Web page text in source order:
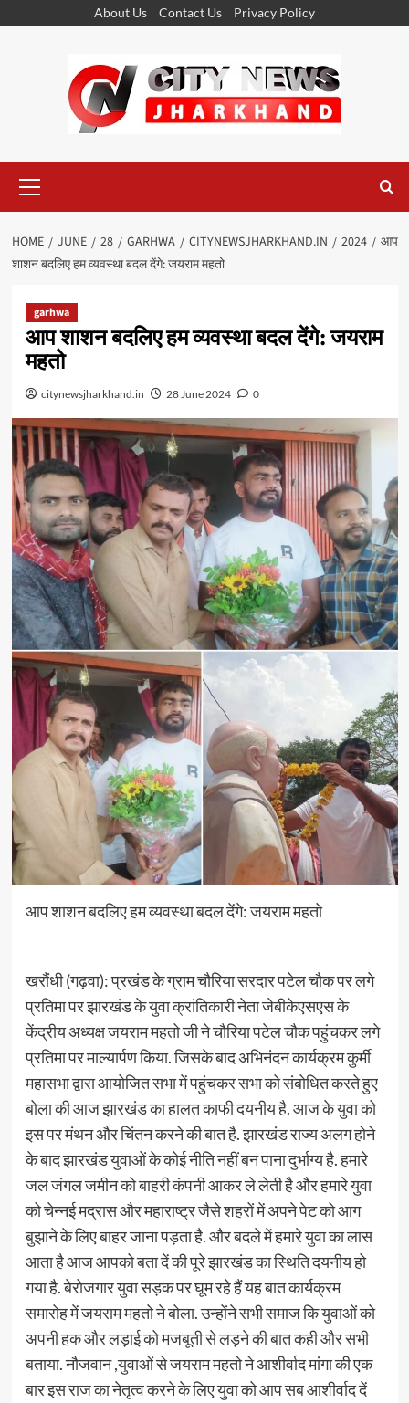
About Us Contact Us Privacy Policy
Menu
HOME JUNE 28 GARHWA CITYNEWSJHARKHAND.IN 2024
आप
शाशन बदलिए हम व्यवस्था बदल देंगे: जयराम महतो
garhwa
आप शाशन बदलिए हम व्यवस्था बदल देंगे: जयराम
महतो
citynewsjharkhand.in 28 June 2024 0
आप शाशन बदलिए हम व्यवस्था बदल देंगे: जयराम महतो
खरौंधी (गढ़वा): प्रखंड के ग्राम चौरिया सरदार पटेल चौक पर लगे
प्रतिमा पर झारखंड के युवा क्रांतिकारी नेता जेबीकेएसएस के
केंद्रीय अध्यक्ष जयराम महतो जी ने चौरिया पटेल चौक पहुंचकर लगे
प्रतिमा पर माल्यार्पण किया. जिसके बाद अभिनंदन कार्यक्रम कुर्मी
महासभा द्वारा आयोजित सभा में पहुंचकर सभा को संबोधित करते हुए
बोला की आज झारखंड का हालत काफी दयनीय है. आज के युवा को
इस पर मंथन और चिंतन करने की बात है. झारखंड राज्य अलग होने
के बाद झारखंड युवाओं के कोई नीति नहीं बन पाना दुर्भाग्य है. हमारे
जल जंगल जमीन को बाहरी कंपनी आकर ले लेती है और हमारे युवा
को चेन्नई मद्रास और महाराष्ट्र जैसे शहरों में अपने पेट को आग
बुझाने के लिए बाहर जाना पड़ता है. और बदले में हमारे युवा का लास
आता है आज आपको बता दें की पूरे झारखंड का स्थिति दयनीय हो
गया है. बेरोजगार युवा सड़क पर घूम रहे हैं यह बात कार्यक्रम
समारोह में जयराम महतो ने बोला. उन्होंने सभी समाज कि युवाओं को
अपनी हक और लड़ाई को मजबूती से लड़ने की बात कही और सभी
बताया. नौजवान ,युवाओं से जयराम महतो ने आशीर्वाद मांगा की एक
बार इस राज का नेतृत्व करने के लिए युवा को आप सब आशीर्वाद दें